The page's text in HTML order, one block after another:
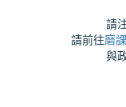
請
請前往磨
與